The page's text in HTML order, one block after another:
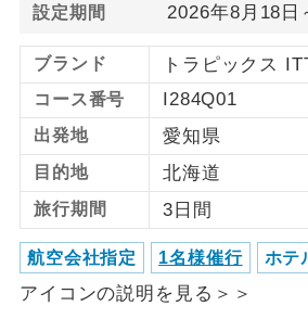
設定期間 2026年8月18日
ブランド トラピックス
コース番号 I284Q01
出発地 愛知県
目的地 北海道
旅行期間 3日間
航空会社指定 1名様催行 ホテ
アイコンの説明を見る＞＞
す。
年齢制限あり
ご参加にあたり年
です。
航空会社指定
利用航空会社が指
画にとても便利で
ホテル指定
ご紹介するホテル
す。
おひとり様バ
ス2席利用
おひとり様でバス
す。